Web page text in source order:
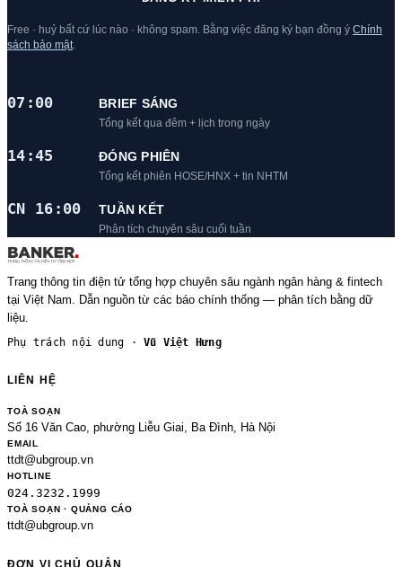
Free · huỷ bất cứ lúc nào · không spam. Bằng việc đăng ký bạn đồng ý Chính
sách bảo mật
07:00 BRIEF SÁNG
Tổng kết qua đêm + lịch trong ngày
14:45 ĐÓNG PHIÊN
Tổng kết phiên HOSE/HNX + tin NHTM
CN 16:00 TUẦN KẾT
Phân tích chuyên sâu cuối tuần
Trang thông tin điện tử tổng hợp chuyên sâu ngành ngân hàng & fintech
tại Việt Nam. Dẫn nguồn từ các báo chính thống — phân tích bằng dữ
liệu.
Phụ trách nội dung ·Vũ Việt Hưng
LIÊN HỆ
TOÀ SOẠN
Số 16 Văn Cao, phường Liễu Giai, Ba Đình, Hà Nội
EMAIL
ttdt@ubgroup.vn
HOTLINE
024.3232.1999
TOÀ SOẠN · QUẢNG CÁO
ttdt@ubgroup.vn
ĐƠN VỊ CHỦ QUẢN